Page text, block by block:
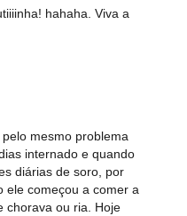
hahaha. Viva a
mesmo problema
internado e quando
diárias de soro, por
ele começou a comer a
chorava ou ria. Hoje